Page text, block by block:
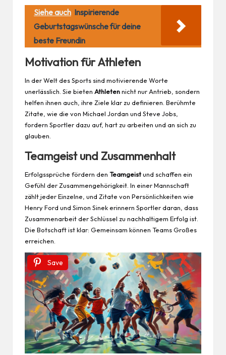
Siehe auch Inspirierende
Geburtstagswünsche für deine
beste Freundin
Motivation für Athleten
In der Welt des Sports sind motivierende Worte
unerlässlich. Sie bieten Athletennicht nur Antrieb, sondern
helfen ihnen auch, ihre Ziele klar zu definieren. Berühmte
Zitate, wie die von Michael Jordan und Steve Jobs,
fordern Sportler dazu auf, hart zu arbeiten und an sich zu
glauben.
Teamgeist und Zusammenhalt
Erfolgssprüche fördern den Teamgeistund schaffen ein
Gefühl der Zusammengehörigkeit. In einer Mannschaft
zählt jeder Einzelne, und Zitate von Persönlichkeiten wie
Henry Ford und Simon Sinek erinnern Sportler daran, dass
Zusammenarbeit der Schlüssel zu nachhaltigem Erfolg ist.
Die Botschaft ist klar: Gemeinsam können Teams Großes
erreichen.
Save